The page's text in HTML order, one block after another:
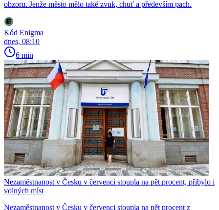
obzoru. Jenže město mělo také zvuk, chuť a především pach.
Kód Enigma
dnes, 08:10
6 min
Nezaměstnanost v Česku v červenci stoupla na pět procent, přibylo i
volných míst
Nezaměstnanost v Česku v červenci stoupla na pět procent z